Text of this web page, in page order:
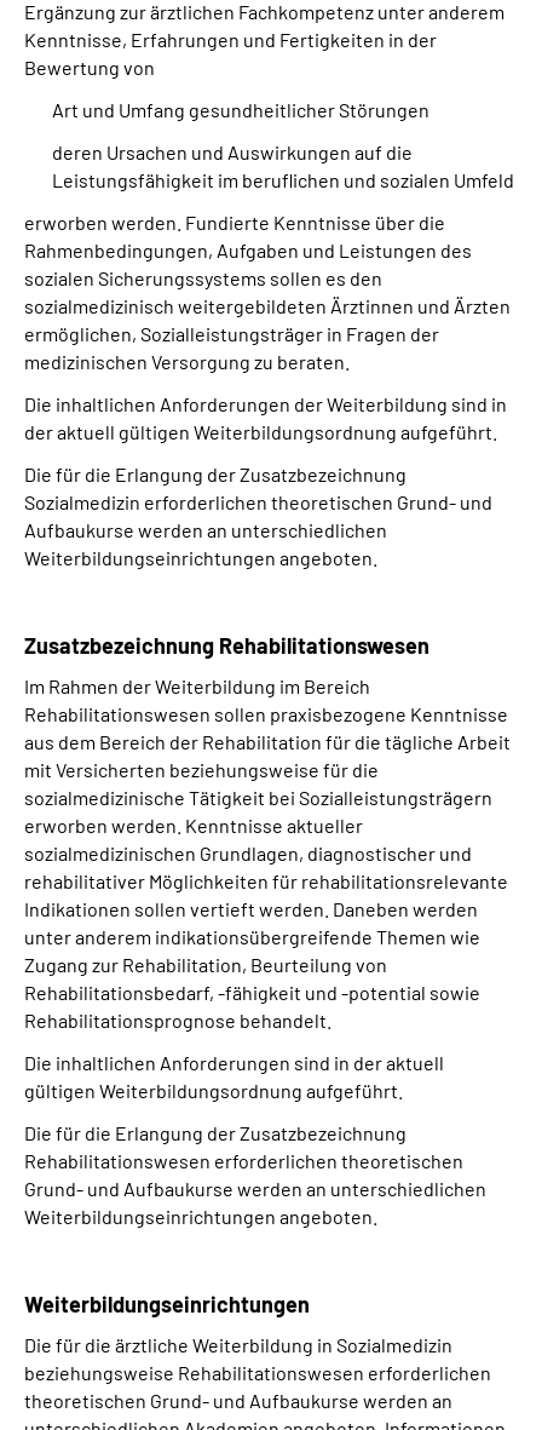
Ergänzung zur ärztlichen Fachkompetenz unter anderem
Kenntnisse, Erfahrungen und Fertigkeiten in der
Bewertung von
Art und Umfang gesundheitlicher Störungen
deren Ursachen und Auswirkungen auf die
Leistungsfähigkeit im beruflichen und sozialen Umfeld
erworben werden. Fundierte Kenntnisse über die
Rahmenbedingungen, Aufgaben und Leistungen des
sozialen Sicherungssystems sollen es den
sozialmedizinisch weitergebildeten Ärztinnen und Ärzten
ermöglichen, Sozialleistungsträger in Fragen der
medizinischen Versorgung zu beraten.
Die inhaltlichen Anforderungen der Weiterbildung sind in
der aktuell gültigen Weiterbildungsordnung aufgeführt.
Die für die Erlangung der Zusatzbezeichnung
Sozialmedizin erforderlichen theoretischen Grund- und
Aufbaukurse werden an unterschiedlichen
Weiterbildungseinrichtungen angeboten.
Zusatzbezeichnung Rehabilitationswesen
Im Rahmen der Weiterbildung im Bereich
Rehabilitationswesen sollen praxisbezogene Kenntnisse
aus dem Bereich der Rehabilitation für die tägliche Arbeit
mit Versicherten beziehungsweise für die
sozialmedizinische Tätigkeit bei Sozialleistungsträgern
erworben werden. Kenntnisse aktueller
sozialmedizinischen Grundlagen, diagnostischer und
rehabilitativer Möglichkeiten für rehabilitationsrelevante
Indikationen sollen vertieft werden. Daneben werden
unter anderem indikationsübergreifende Themen wie
Zugang zur Rehabilitation, Beurteilung von
Rehabilitationsbedarf, -fähigkeit und -potential sowie
Rehabilitationsprognose behandelt.
Die inhaltlichen Anforderungen sind in der aktuell
gültigen Weiterbildungsordnung aufgeführt.
Die für die Erlangung der Zusatzbezeichnung
Rehabilitationswesen erforderlichen theoretischen
Grund- und Aufbaukurse werden an unterschiedlichen
Weiterbildungseinrichtungen angeboten.
Weiterbildungseinrichtungen
Die für die ärztliche Weiterbildung in Sozialmedizin
beziehungsweise Rehabilitationswesen erforderlichen
theoretischen Grund- und Aufbaukurse werden an